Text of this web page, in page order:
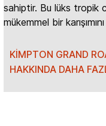
sahiptir. Bu lüks tropik
mükemmel bir
KIMPTON GRAND
HAKKINDA DAHA